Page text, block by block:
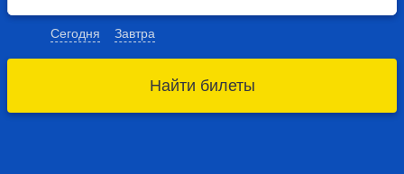
Сегодня Завтра
Найти билеты